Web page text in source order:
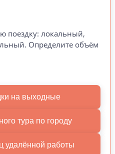
поездку: локальный,
Определите объём
на выходные
тура по городу
удалённой работы